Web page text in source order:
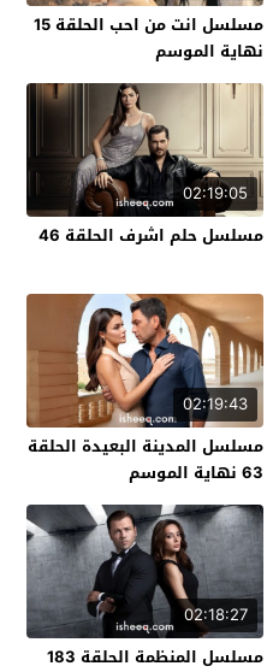
مسلسل انت من احب الحلقة 15
نهاية الموسم
02:19:05
مسلسل حلم اشرف الحلقة 46
02:19:43
مسلسل المدينة البعيدة الحلقة
63 نهاية الموسم
02:18:27
مسلسل المنظمة الحلقة 183